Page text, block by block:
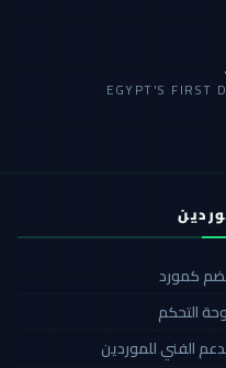
EGYPT'S FIRST
كمورد
التحكم
الفني للموردين